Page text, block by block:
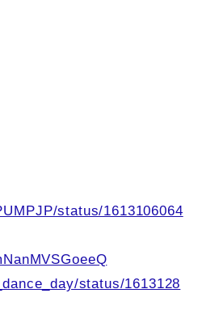
status/1613106064
status/1613128